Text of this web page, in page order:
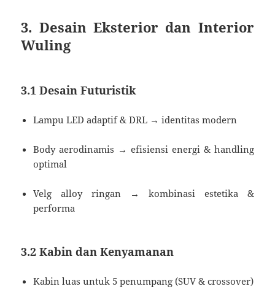
3. Desain Eksterior dan Interior
Wuling
3.1 Desain Futuristik
Lampu LED adaptif & DRL → identitas modern
Body aerodinamis → efisiensi energi & handling
optimal
Velg alloy ringan → kombinasi estetika &
performa
3.2 Kabin dan Kenyamanan
Kabin luas untuk 5 penumpang (SUV & crossover)